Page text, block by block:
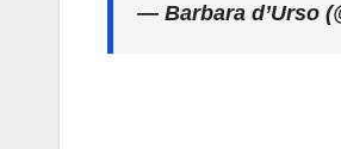
— Barbara d’Urso